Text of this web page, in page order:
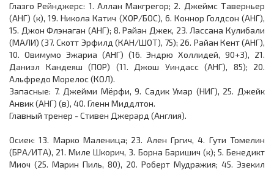
Глазго Рейнджерс: 1. Аллан Макгрегор; 2. Джеймс Таверньер
(АНГ) (к), 19. Никола Катич (ХОР/БОС), 6. Коннор Голдсон (АНГ),
15. Джон Флэнаган (АНГ); 8. Райан Джек, 23. Лассана Кулибали
(МАЛИ) (37. Скотт Эрфилд (КАН/ШОТ), 75); 26. Райан Кент (АНГ),
10. Овимумо Эжариа (АНГ) (16. Эндрю Холлидей, 90+3), 21.
Даниэл Кандеяш (ПОР) (11. Джош Уиндасс (АНГ), 85); 20.
Альфредо Морелос (КОЛ).
Запасные: 7. Джейми Мёрфи, 9. Садик Умар (НИГ), 25. Джейк
Анвик (АНГ) (в), 40. Гленн Миддлтон.
Главный тренер - Стивен Джерард (Англия).
Осиек: 13. Марко Маленица; 23. Ален Гргич, 4. Гути Томелин
(БРА/ИТА), 21. Миле Шкорич, 3. Борна Баришич (к); 5. Бенедикт
Миоч (25. Марин Пиль, 80), 20. Роберт Мудражия; 45. Эзекил